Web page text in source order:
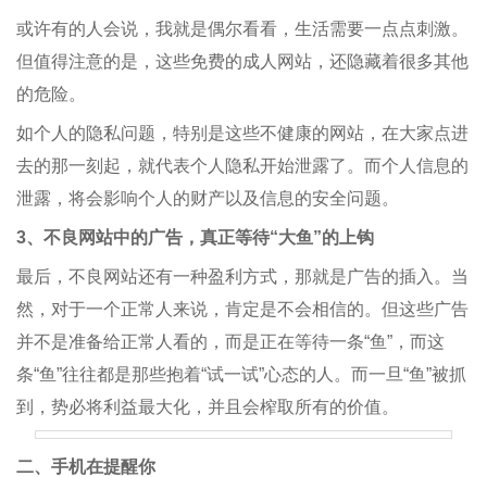
或许有的人会说，我就是偶尔看看，生活需要一点点刺激。
但值得注意的是，这些免费的成人网站，还隐藏着很多其他
的危险。
如个人的隐私问题，特别是这些不健康的网站，在大家点进
去的那一刻起，就代表个人隐私开始泄露了。而个人信息的
泄露，将会影响个人的财产以及信息的安全问题。
3、不良网站中的广告，真正等待“大鱼”的上钩
最后，不良网站还有一种盈利方式，那就是广告的插入。当
然，对于一个正常人来说，肯定是不会相信的。但这些广告
并不是准备给正常人看的，而是正在等待一条“鱼”，而这
条“鱼”往往都是那些抱着“试一试”心态的人。而一旦“鱼”被抓
到，势必将利益最大化，并且会榨取所有的价值。
二、手机在提醒你